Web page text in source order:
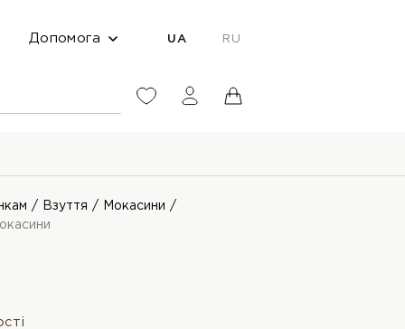
Допомога UA RU
Взуття
Мокасини